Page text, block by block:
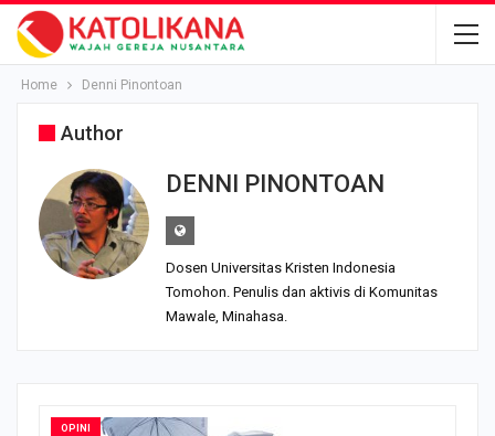
Home Denni Pinontoan
Author
DENNI PINONTOAN
Dosen Universitas Kristen Indonesia
Tomohon. Penulis dan aktivis di Komunitas
Mawale, Minahasa.
OPINI